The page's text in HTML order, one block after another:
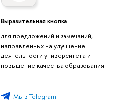
Выразительная кнопка
для предложений и замечаний,
направленных на улучшение
деятельности университета и
повышение качества образования
Мы в Telegram